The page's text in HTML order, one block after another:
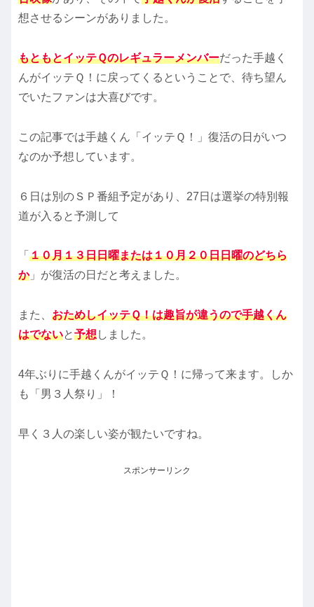
想させるシーンがありました。
もともとイッテＱのレギュラーメンバーだった手越く
んがイッテＱ！に戻ってくるということで、待ち望ん
でいたファンは大喜びです。
この記事では手越くん「イッテＱ！」復活の日がいつ
なのか予想しています。
６日は別のＳＰ番組予定があり、27日は選挙の特別報
道が入ると予測して
「 １０月１３日日曜または１０月２０日日曜のどちら
か」が復活の日だと考えました。
また、 おためしイッテＱ！は趣旨が違うので手越くん
はでないと予想しました。
4年ぶりに手越くんがイッテＱ！に帰って来ます。しか
も「男３人祭り」！
早く３人の楽しい姿が観たいですね。
スポンサーリンク